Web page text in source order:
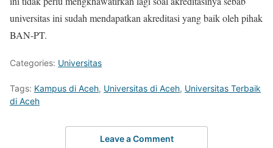
universitas ini sudah mendapatkan akreditasi yang baik oleh pihak
BAN-PT.
Categories: Universitas
Tags: Kampus di Aceh, Universitas di Aceh, Universitas Terbaik
di Aceh
Leave a Comment